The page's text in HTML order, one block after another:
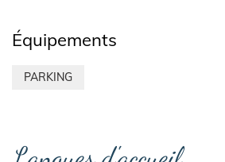
Équipements
PARKING